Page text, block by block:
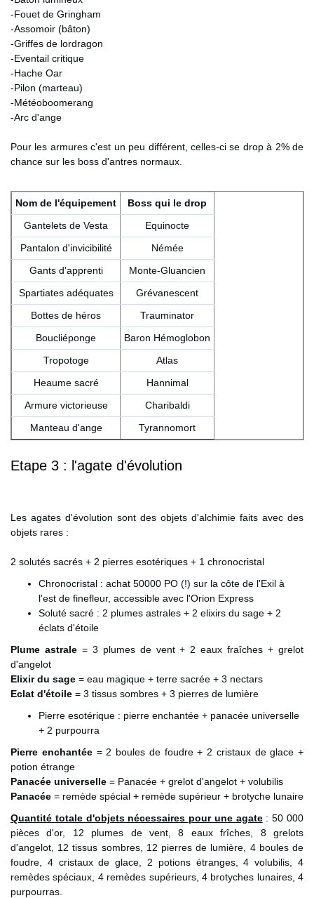
-Fouet de Gringham
-Assomoir (bâton)
-Griffes de lordragon
-Eventail critique
-Hache Oar
-Pilon (marteau)
-Météoboomerang
-Arc d'ange
Pour les armures c'est un peu différent, celles-ci se drop à 2% de
chance sur les boss d'antres normaux.
Nom de l'équipement
Boss qui le drop
Gantelets de Vesta
Equinocte
Pantalon d'invicibilité
Némée
Gants d'apprenti
Monte-Gluancien
Spartiates adéquates
Grévanescent
Bottes de héros
Trauminator
Boucliéponge
Baron Hémoglobon
Tropotoge
Atlas
Heaume sacré
Hannimal
Armure victorieuse
Charibaldi
Manteau d'ange
Tyrannomort
Etape 3 : l'agate d'évolution
Les agates d'évolution sont des objets d'alchimie faits avec des
objets rares :
2 solutés sacrés + 2 pierres esotériques + 1 chronocristal
Chronocristal : achat 50000 PO (!) sur la côte de l'Exil à
l'est de finefleur, accessible avec l'Orion Express
Soluté sacré : 2 plumes astrales + 2 elixirs du sage + 2
éclats d'étoile
Plume astrale= 3 plumes de vent + 2 eaux fraîches + grelot
d'angelot
Elixir du sage = eau magique + terre sacrée + 3 nectars
Eclat d'étoile = 3 tissus sombres + 3 pierres de lumière
Pierre esotérique : pierre enchantée + panacée universelle
+ 2 purpourra
Pierre enchantée= 2 boules de foudre + 2 cristaux de glace +
potion étrange
Panacée universelle = Panacée + grelot d'angelot + volubilis
Panacée = remède spécial + remède supérieur + brotyche lunaire
Quantité totale d'objets nécessaires pour une agate: 50 000
pièces d'or, 12 plumes de vent, 8 eaux frîches, 8 grelots
d'angelot, 12 tissus sombres, 12 pierres de lumière, 4 boules de
foudre, 4 cristaux de glace, 2 potions étranges, 4 volubilis, 4
remèdes spéciaux, 4 remèdes supérieurs, 4 brotyches lunaires, 4
purpourras.